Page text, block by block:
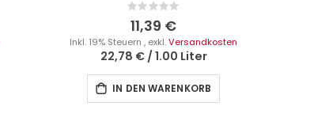
Rating:
0%
11,39 €
Inkl. 19% Steuern , exkl.Versandkosten
22,78 €/1.00 Liter
IN DEN WARENKORB